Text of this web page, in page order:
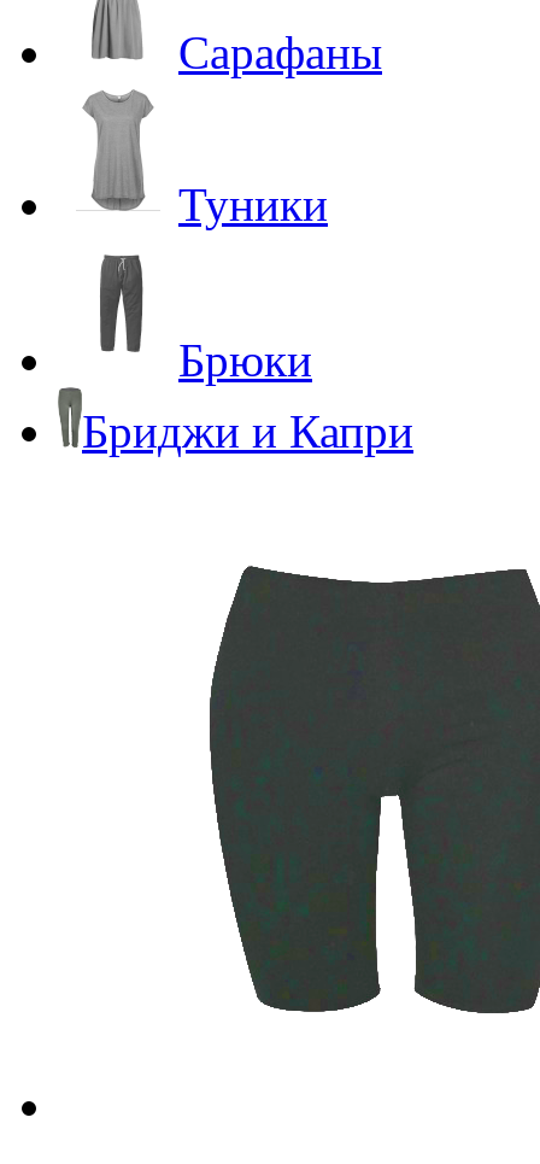
Сарафаны
Туники
Брюки
Бриджи и Капри